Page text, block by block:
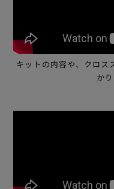
キットの内容や、クロス
か